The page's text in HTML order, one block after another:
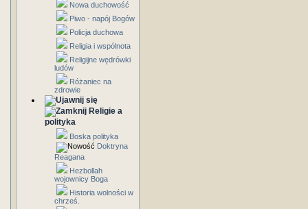
Nowa duchowość
Piwo - napój Bogów
Policja duchowa
Religia i wspólnota
Religijne wędrówki
ludów
Różaniec na
zdrowie
Religie a
polityka
Boska polityka
Doktryna
Reagana
Hezbollah
wojownicy Boga
Historia wolności w
chrześ.